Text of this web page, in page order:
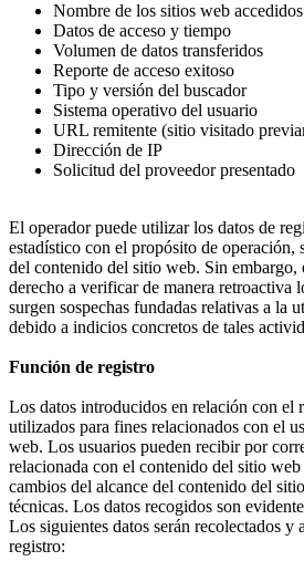
Nombre de los sitios web
Datos de acceso y tiempo
Volumen de datos transferidos
Reporte de acceso exitoso
Tipo y versión del buscador
Sistema operativo del usuario
URL remitente (sitio visitado
Dirección de IP
Solicitud del proveedor presentado
El operador puede utilizar los datos de
estadístico con el propósito de operación,
del contenido del sitio web. Sin embargo,
derecho a verificar de manera retroactiva
surgen sospechas fundadas relativas a la
debido a indicios concretos de tales
Función de registro
Los datos introducidos en relación con el
utilizados para fines relacionados con el
web. Los usuarios pueden recibir por
relacionada con el contenido del sitio
cambios del alcance del contenido del
técnicas. Los datos recogidos son
Los siguientes datos serán recolectados y
registro: